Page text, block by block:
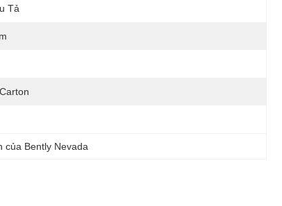
Tả
của Bently Nevada